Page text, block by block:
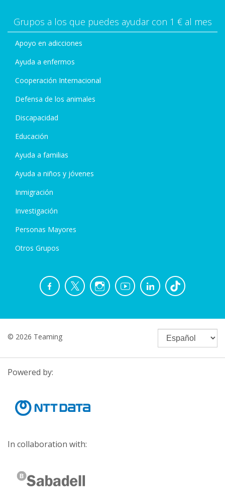
Grupos a los que puedes ayudar con 1 € al mes
Apoyo en adicciones
Ayuda a enfermos
Cooperación Internacional
Defensa de los animales
Discapacidad
Educación
Ayuda a familias
Ayuda a niños y jóvenes
Inmigración
Investigación
Personas Mayores
Otros Grupos
© 2026 Teaming
Powered by:
In collaboration with: